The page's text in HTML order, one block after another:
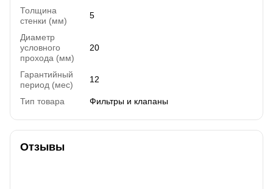
Толщина
стенки (мм)
5
Диаметр
условного
прохода (мм)
20
Гарантийный
период (мес)
12
Тип товара Фильтры и клапаны
Отзывы